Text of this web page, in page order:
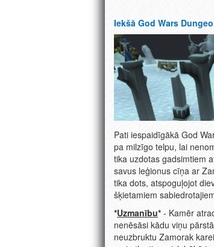
Iekšā God Wars
Pati iespaidīgākā God
pa milzīgo telpu, lai
tika uzdotas gadsimtiem
savus leģionus cīņa ar
tika dots, atspoguļojot
šķietamiem
*Uzmanību* - Kamēr
nenēsāsi kādu viņu
neuzbruktu Zamorak